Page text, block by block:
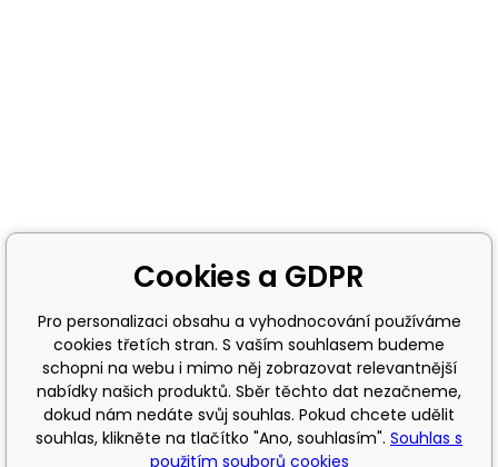
Cookies a GDPR
Pro personalizaci obsahu a vyhodnocování používáme
cookies třetích stran. S vaším souhlasem budeme
schopni na webu i mimo něj zobrazovat relevantnější
nabídky našich produktů. Sběr těchto dat nezačneme,
dokud nám nedáte svůj souhlas. Pokud chcete udělit
souhlas, klikněte na tlačítko "Ano, souhlasím". Souhlas s
použitím souborů cookies